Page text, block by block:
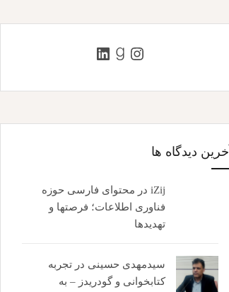
اینستاگرم
گودریدز
لینکداین
آخرین دیدگاه ها
iZij در محتوای فارسی حوزه
فناوری اطلاعات؛ فرصتها و
تهدیدها
سیدمهدی حسینی در تجربه
کتابخوانی و گودریدز – به